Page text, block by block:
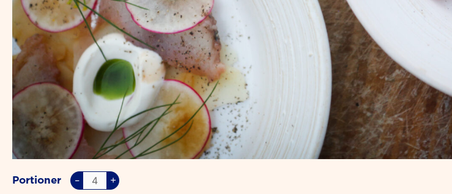
Portioner – +